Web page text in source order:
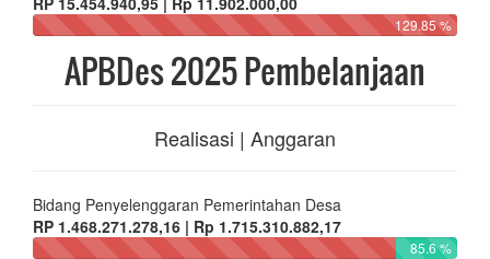
129.85 %
APBDes 2025 Pembelanjaan
Realisasi | Anggaran
Bidang Penyelenggaran Pemerintahan Desa
RP 1.468.271.278,16 | Rp 1.715.310.882,17
85.6 %